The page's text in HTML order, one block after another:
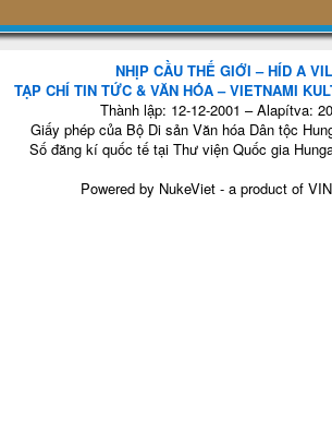
NHỊP CẦU THẾ GIỚI – HÍD A
TẠP CHÍ TIN TỨC & VĂN HÓA – VIETNAMI
Thành lập: 12-12-2001 – Alapítva:
Giấy phép của Bộ Di sản Văn hóa Dân tộc
Số đăng kí quốc tế tại Thư viện Quốc gia
Powered by NukeViet - a product of